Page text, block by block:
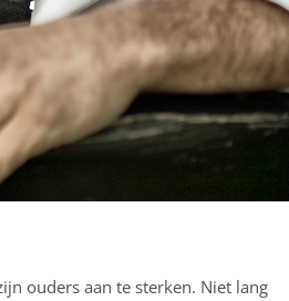
ouders aan te sterken. Niet lang